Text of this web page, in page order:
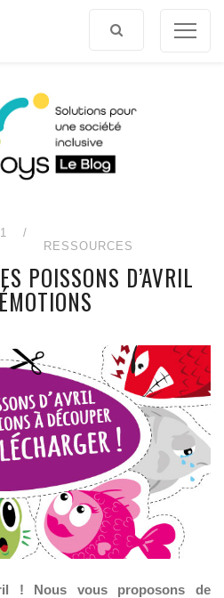
/
RESSOURCES
POISSONS D’AVRIL
! Nous vous proposons de